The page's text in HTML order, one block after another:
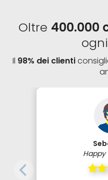
Oltre 400.000
Il 98% dei clienti